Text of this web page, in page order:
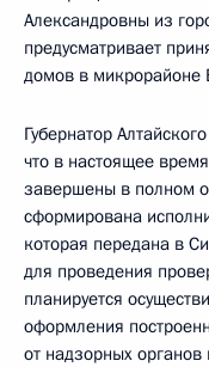
Александровны из
предусматривает
домов в микрорайоне
Губернатор
что в настоящее
завершены в полном
сформирована
которая передана в
для проведения
планируется
оформления
от надзорных органов